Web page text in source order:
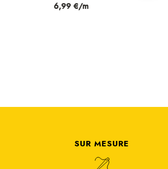
Prix
6,99 €/m
SUR MESURE